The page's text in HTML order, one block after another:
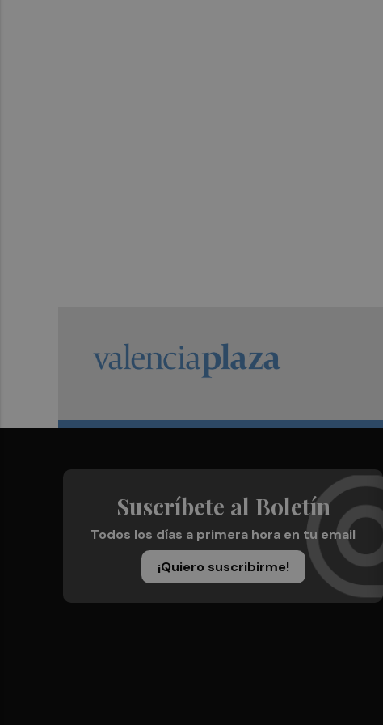
Suscríbete al Boletín
Todos los días a primera hora en tu email
¡Quiero suscribirme!